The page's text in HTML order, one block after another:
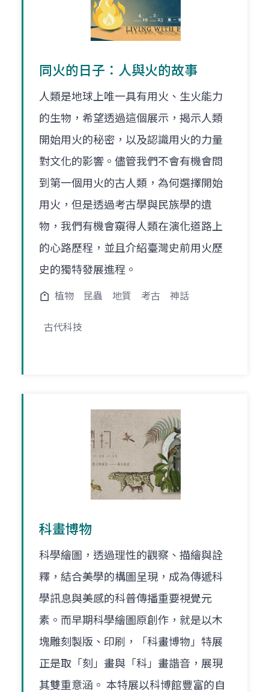
同火的日子：人與火的故事
人類是地球上唯一具有用火、生火能力
的生物，希望透過這個展示，揭示人類
開始用火的秘密，以及認識用火的力量
對文化的影響。儘管我們不會有機會問
到第一個用火的古人類，為何選擇開始
用火，但是透過考古學與民族學的遺
物，我們有機會窺得人類在演化道路上
的心路歷程，並且介紹臺灣史前用火歷
史的獨特發展進程。
植物 昆蟲 地質 考古 神話
古代科技
科畫博物
科學繪圖，透過理性的觀察、描繪與詮
釋，結合美學的構圖呈現，成為傳遞科
學訊息與美感的科普傳播重要視覺元
素。而早期科學繪圖原創作，就是以木
塊雕刻製版、印刷，「科畫博物」特展
正是取「刻」畫與「科」畫諧音，展現
其雙重意涵。 本特展以科博館豐富的自